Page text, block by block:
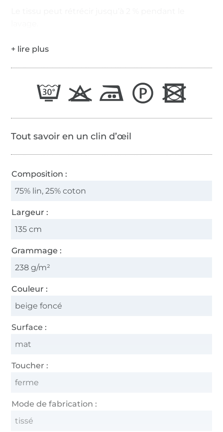
Tout savoir en un clin d’œil
Composition :
75% lin, 25% coton
Largeur :
135 cm
Grammage :
238 g/m²
Couleur :
beige foncé
Surface :
mat
Toucher :
ferme
Mode de fabrication :
tissé